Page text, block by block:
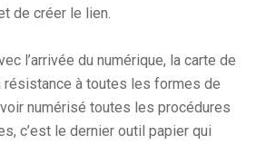
de créer le lien.
l’arrivée du numérique, la carte de
à toutes les formes de
numérisé toutes les procédures
c’est le dernier outil papier qui